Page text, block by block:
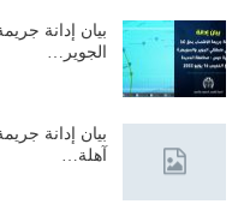
الجوير…
بيان إدانة
آهلة…